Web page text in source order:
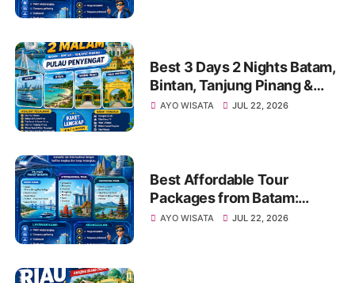
Best 3 Days 2 Nights Batam,
Bintan, Tanjung Pinang &
Penyengat Island Tour
AYO WISATA JUL 22, 2026
Best Affordable Tour
Packages from Batam:
Explore Kepri, Indonesia &
AYO WISATA JUL 22, 2026